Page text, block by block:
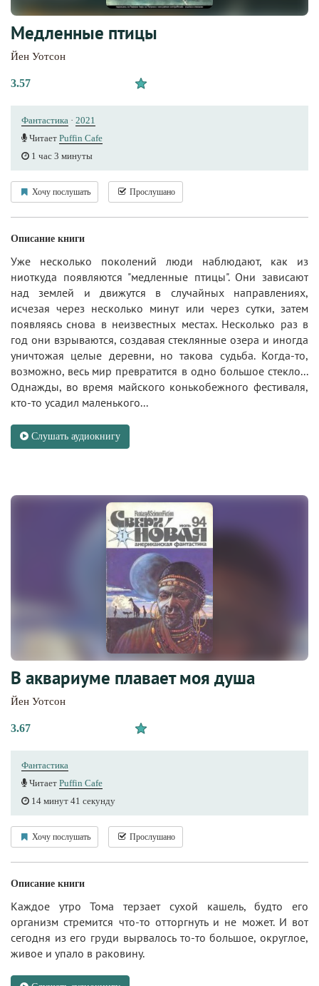
Медленные птицы
Йен Уотсон
3.57
Фантастика · 2021
Читает Puffin Cafe
1 час 3 минуты
Хочу послушать Прослушано
Описание книги
Уже несколько поколений люди наблюдают, как из
ниоткуда появляются "медленные птицы". Они зависают
над землей и движутся в случайных направлениях,
исчезая через несколько минут или через сутки, затем
появляясь снова в неизвестных местах. Несколько раз в
год они взрываются, создавая стеклянные озера и иногда
уничтожая целые деревни, но такова судьба. Когда-то,
возможно, весь мир превратится в одно большое стекло...
Однажды, во время майского конькобежного фестиваля,
кто-то усадил маленького...
Слушать аудиокнигу
В аквариуме плавает моя душа
Йен Уотсон
3.67
Фантастика
Читает Puffin Cafe
14 минут 41 секунду
Хочу послушать Прослушано
Описание книги
Каждое утро Тома терзает сухой кашель, будто его
организм стремится что-то отторгнуть и не может. И вот
сегодня из его груди вырвалось то-то большое, округлое,
живое и упало в раковину.